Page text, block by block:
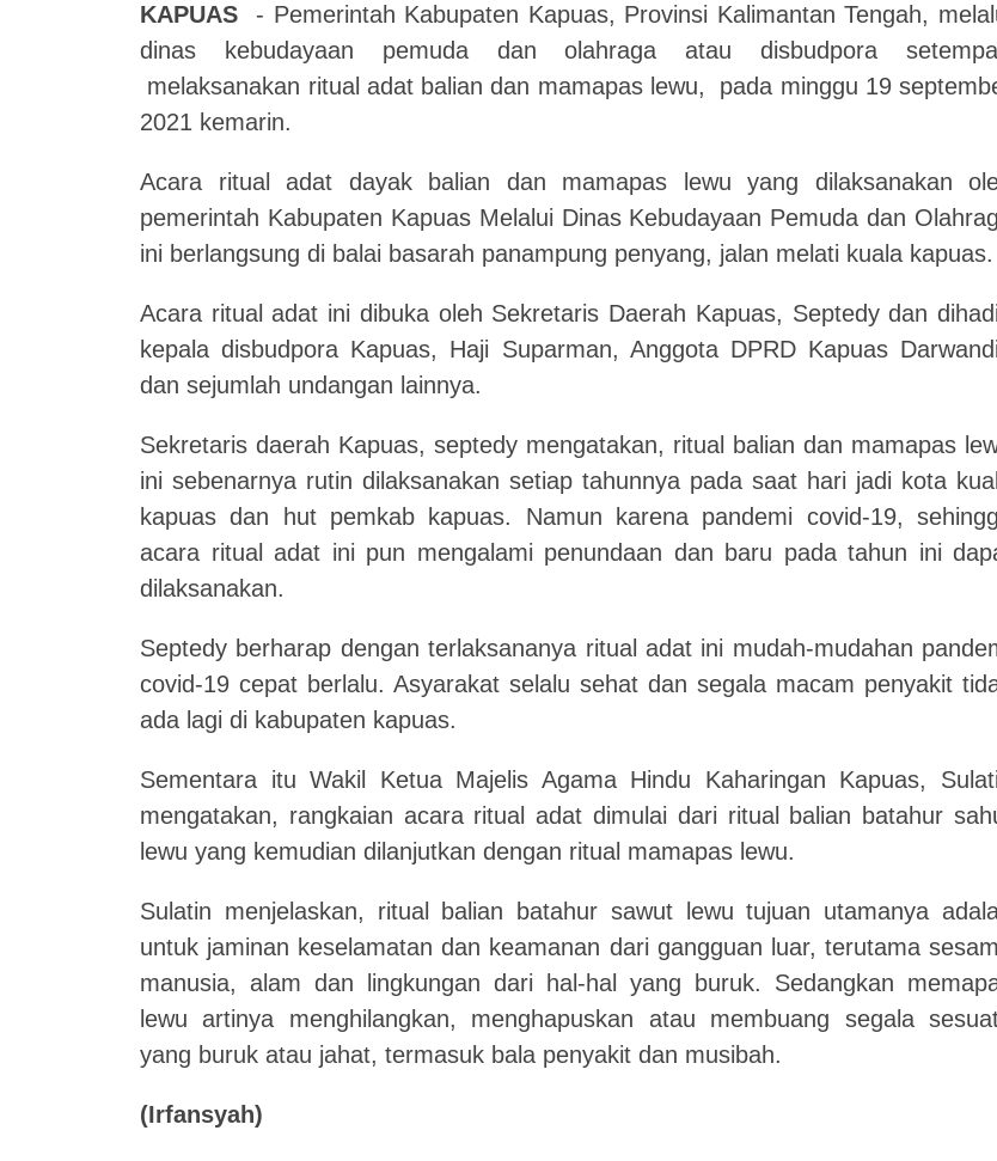
KAPUAS - Pemerintah Kabupaten Kapuas, Provinsi Kalimantan Tengah,
dinas kebudayaan pemuda dan olahraga atau disbudpora
melaksanakan ritual adat balian dan mamapas lewu, pada minggu 19
2021 kemarin.
Acara ritual adat dayak balian dan mamapas lewu yang dilaksanakan
pemerintah Kabupaten Kapuas Melalui Dinas Kebudayaan Pemuda dan
ini berlangsung di balai basarah panampung penyang, jalan melati kuala kapuas.
Acara ritual adat ini dibuka oleh Sekretaris Daerah Kapuas, Septedy dan
kepala disbudpora Kapuas, Haji Suparman, Anggota DPRD Kapuas
dan sejumlah undangan lainnya.
Sekretaris daerah Kapuas, septedy mengatakan, ritual balian dan mamapas
ini sebenarnya rutin dilaksanakan setiap tahunnya pada saat hari jadi kota
kapuas dan hut pemkab kapuas. Namun karena pandemi covid-19,
acara ritual adat ini pun mengalami penundaan dan baru pada tahun ini
dilaksanakan.
Septedy berharap dengan terlaksananya ritual adat ini mudah-mudahan
covid-19 cepat berlalu. Asyarakat selalu sehat dan segala macam penyakit
ada lagi di kabupaten kapuas.
Sementara itu Wakil Ketua Majelis Agama Hindu Kaharingan Kapuas,
mengatakan, rangkaian acara ritual adat dimulai dari ritual balian batahur
lewu yang kemudian dilanjutkan dengan ritual mamapas lewu.
Sulatin menjelaskan, ritual balian batahur sawut lewu tujuan utamanya
untuk jaminan keselamatan dan keamanan dari gangguan luar, terutama
manusia, alam dan lingkungan dari hal-hal yang buruk. Sedangkan
lewu artinya menghilangkan, menghapuskan atau membuang segala
yang buruk atau jahat, termasuk bala penyakit dan musibah.
(Irfansyah)